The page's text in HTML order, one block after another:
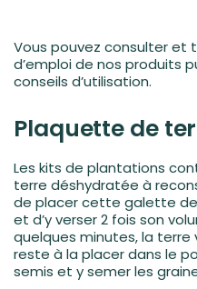
Vous pouvez consulter et
d’emploi de nos produits
conseils d’utilisation.
Plaquette de
Les kits de plantations
terre déshydratée à
de placer cette galette
et d’y verser 2 fois son
quelques minutes, la terre
reste à la placer dans le
semis et y semer les